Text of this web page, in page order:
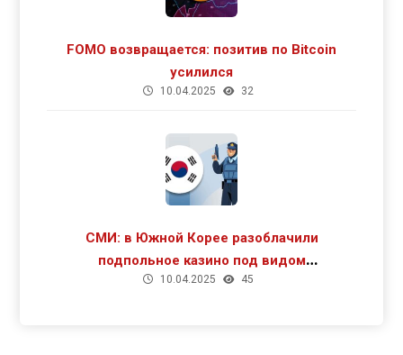
FOMO возвращается: позитив по Bitcoin
усилился
10.04.2025 32
СМИ: в Южной Корее разоблачили
подпольное казино под видом
криптомайнинга
10.04.2025 45